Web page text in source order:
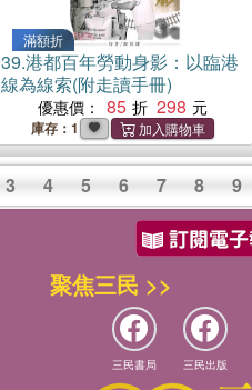
滿額折
39.港都百年勞動身影：以臨港
線為線索(附走讀手冊)
優惠價： 85 298
庫存：1
3 4 5 6 7 8 9
聚焦三民 >>
三民書局 三民出版